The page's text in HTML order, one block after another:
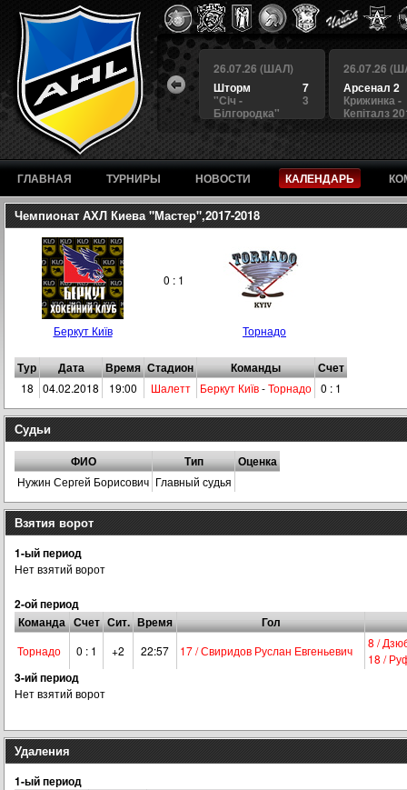
4
4
26.07.26 (ШАЛ)
3
БЕРКУТ
1
Альянс
26.07.26 (ШАЛ)
7
Шторм
3
"Сiч -
Білгородка"
26.07.26
Арсенал 2
Крижинка -
Кепіталз
ГЛАВНАЯ ТУРНИРЫ НОВОСТИ КАЛЕНДАРЬ
Чемпионат АХЛ Киева "Мастер",2017-2018
0 : 1
Беркут Київ Торнадо
Тур Дата Время Стадион Команды Счет
18 04.02.2018 19:00 Шалетт Беркут Київ-Торнадо 0 : 1
Судьи
ФИО Тип Оценка
Нужин Сергей Борисович Главный судья
Взятия ворот
1-ый период
Нет взятий ворот
2-ой период
Команда Счет Сит. Время Гол
Торнадо 0 : 1 +2 22:57 17 / Свиридов Руслан Евгеньевич
8 /
18 /
3-ий период
Нет взятий ворот
Удаления
1-ый период